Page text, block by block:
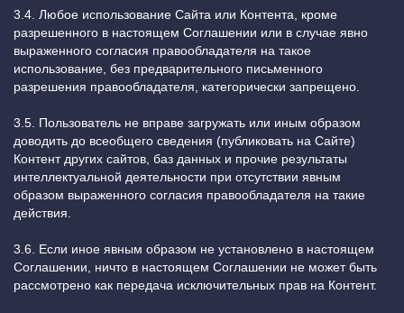
3.4. Любое использование Сайта или Контента, кроме
разрешенного в настоящем Соглашении или в случае явно
выраженного согласия правообладателя на такое
использование, без предварительного письменного
разрешения правообладателя, категорически запрещено.
3.5. Пользователь не вправе загружать или иным образом
доводить до всеобщего сведения (публиковать на Сайте)
Контент других сайтов, баз данных и прочие результаты
интеллектуальной деятельности при отсутствии явным
образом выраженного согласия правообладателя на такие
действия.
3.6. Если иное явным образом не установлено в настоящем
Соглашении, ничто в настоящем Соглашении не может быть
рассмотрено как передача исключительных прав на Контент.